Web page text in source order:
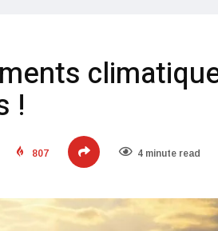
!
807 4 minute read